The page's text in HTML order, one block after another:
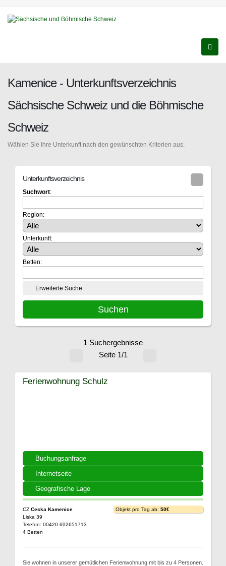
Kamenice - Unterkunftsverzeichnis
Sächsische Schweiz und die Böhmische
Schweiz
Wählen Sie Ihre Unterkunft nach den gewünschten Kriterien aus.
Unterkunftsverzeichnis
Suchwort:
Region:
Unterkunft:
Betten:
Erweiterte Suche
1 Suchergebnisse
Seite 1/1
Buchungsanfrage
Internetseite
Geografische Lage
Ferienwohnung Schulz
CZ Ceska Kamenice
Liska 39
Telefon: 00420 602651713
4 Betten
Objekt pro Tag ab: 50€
Sie wohnen in unserer gemütlichen Ferienwohnung mit bis zu 4 Personen.